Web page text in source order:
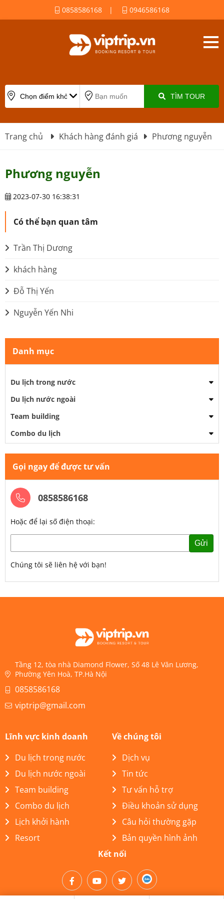
0858586168 | 0946586168
TÌM TOUR
Trang chủ Khách hàng đánh giá Phương nguyễn
Phương nguyễn
2023-07-30 16:38:31
Có thể bạn quan tâm
Trần Thị Dương
khách hàng
Đỗ Thị Yến
Nguyễn Yến Nhi
Danh mục
Du lịch trong nước
Du lịch nước ngoài
Team building
Combo du lịch
Gọi ngay để được tư vấn
0858586168
Hoặc để lại số điện thoại:
Gửi
Chúng tôi sẽ liên hệ với bạn!
Tầng 12, tòa nhà Diamond Flower, Số 48 Lê Văn Lương,
Phường Yên Hoà, TP.Hà Nội
0858586168
viptrip@gmail.com
Lĩnh vực kinh doanh
Du lịch trong nước
Du lịch nước ngoài
Team building
Combo du lịch
Lịch khởi hành
Resort
Về chúng tôi
Dịch vụ
Tin tức
Tư vấn hỗ trợ
Điều khoản sử dụng
Câu hỏi thường gặp
Bản quyền hình ảnh
Kết nối